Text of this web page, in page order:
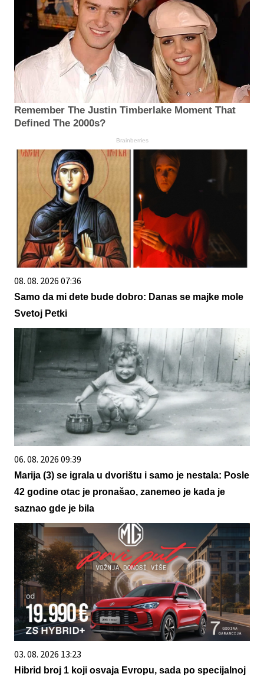
Remember The Justin Timberlake Moment That
Defined The 2000s?
Brainberries
08. 08. 2026 07:36
Samo da mi dete bude dobro: Danas se majke mole
Svetoj Petki
06. 08. 2026 09:39
Marija (3) se igrala u dvorištu i samo je nestala: Posle
42 godine otac je pronašao, zanemeo je kada je
saznao gde je bila
03. 08. 2026 13:23
Hibrid broj 1 koji osvaja Evropu, sada po specijalnoj